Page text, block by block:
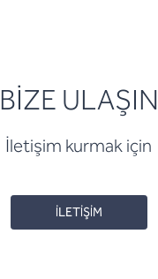
BİZE ULAŞIN
İletişim kurmak için
İLETİŞİM